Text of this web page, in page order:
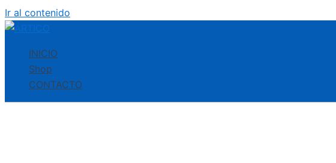
Ir al contenido
INICIO
Shop
CONTACTO